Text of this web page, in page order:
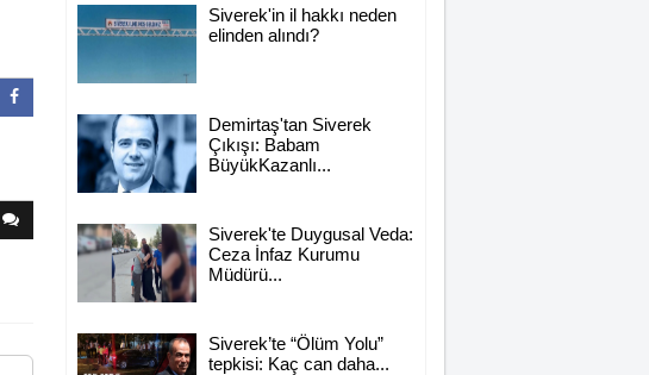
Siverek'in il hakkı neden
elinden alındı?
Demirtaş'tan Siverek
Çıkışı: Babam
BüyükKazanlı...
Siverek'te Duygusal Veda:
Ceza İnfaz Kurumu
Müdürü...
Siverek’te “Ölüm Yolu”
tepkisi: Kaç can daha...